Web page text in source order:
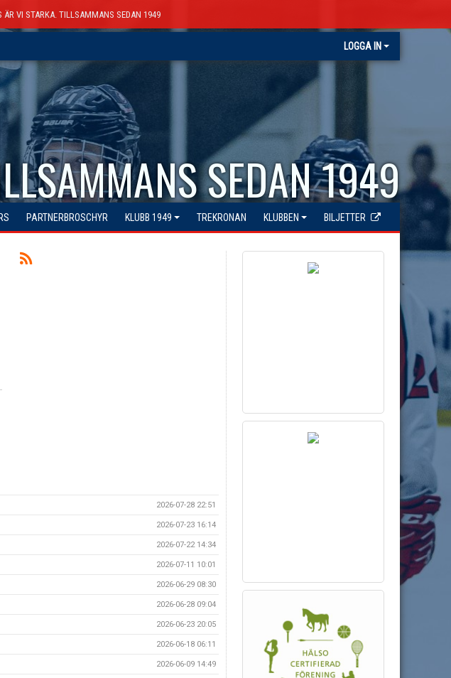
VI STARKA. TILLSAMMANS SEDAN 1949
LOGGA IN
SEDAN 1949
PARTNERBROSCHYR KLUBB 1949 TREKRONAN KLUBBEN BILJETTER
2026-07-28 22:51
2026-07-23 16:14
2026-07-22 14:34
2026-07-11 10:01
2026-06-29 08:30
2026-06-28 09:04
2026-06-23 20:05
2026-06-18 06:11
2026-06-09 14:49